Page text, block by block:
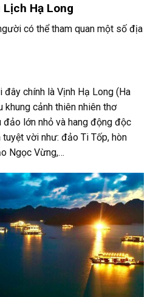
Hạ Long
có thể tham quan một số địa
chính là Vịnh Hạ Long (Ha
khung cảnh thiên nhiên thơ
đảo lớn nhỏ và hang động độc
vời như: đảo Ti Tốp, hòn
Ngọc Vừng,…